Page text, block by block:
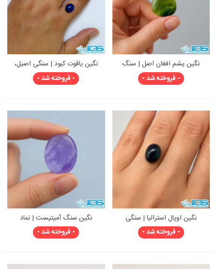
نگین یشم افغان اصل | سنگ
آرامش و زیبایی
- فروخته شد -
نگین یاقوت کبود | سنگی اصیل،
لوکس و پرانرژی
- فروخته شد -
نگین اوپال استرالیا | سنگی
درخشان و کمیاب با بازی رنگ
بی‌نظیر
- فروخته شد -
نگین سنگ آمیتیست | نماد
آرامش و محافظت
- فروخته شد -